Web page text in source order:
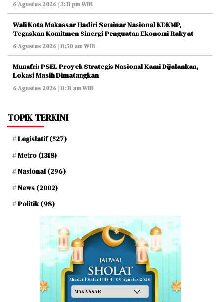
6 Agustus 2026 | 3:31 pm WIB
Wali Kota Makassar Hadiri Seminar Nasional KDKMP,
Tegaskan Komitmen Sinergi Penguatan Ekonomi Rakyat
6 Agustus 2026 | 11:50 am WIB
Munafri: PSEL Proyek Strategis Nasional Kami Dijalankan,
Lokasi Masih Dimatangkan
6 Agustus 2026 | 11:31 am WIB
TOPIK TERKINI
Legislatif(527)
Metro (1318)
Nasional(296)
News (2002)
Politik(98)
Ahad, 24 Safar 1448 H / 09 Agustus 2026